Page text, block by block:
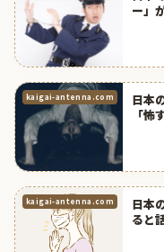
ー」
kaigai-antenna.com
日本
「
kaigai-antenna.com
日本
ると